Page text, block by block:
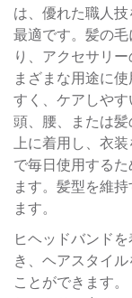
は、優れた職人
最適です。髪の
り、アクセサリ
まざまな用途に
すく、ケアしやす
頭、腰、または
上に着用し、衣
で毎日使用する
ます。髪型を維
ます。
ヒヘッドバンド
き、ヘアスタイ
ことができます